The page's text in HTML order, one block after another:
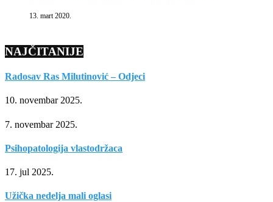
13. mart 2020.
NAJČITANIJE
Radosav Ras Milutinović – Odjeci
10. novembar 2025.
7. novembar 2025.
Psihopatologija vlastodržaca
17. jul 2025.
Užička nedelja mali oglasi